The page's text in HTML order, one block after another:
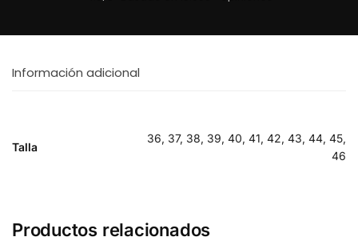
Información adicional
Talla
36, 37, 38, 39, 40, 41, 42, 43, 44, 45,
46
Productos relacionados